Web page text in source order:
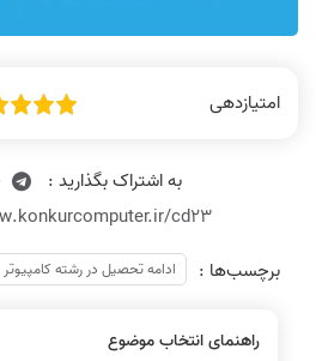
امتیازدهی
cd23
برچسب‌ها :
ادامه تحصیل در رشته کامپیوتر
راهنمای انتخاب موضوع